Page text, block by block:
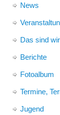
News
Das sind wir
Berichte
Fotoalbum
Termine,
Jugend